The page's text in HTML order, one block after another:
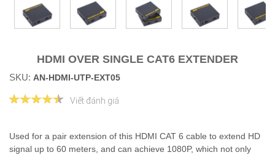
HDMI OVER SINGLE CAT6 EXTENDER
SKU: AN-HDMI-UTP-EXT05
Viết đánh giá
Used for a pair extension of this HDMI CAT 6 cable to extend HD
signal up to 60 meters, and can achieve 1080P, which not only